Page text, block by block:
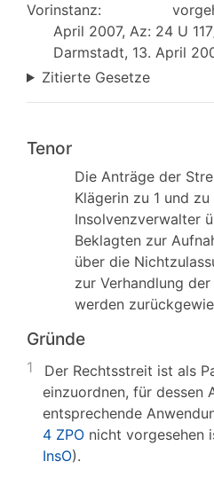
Vorinstanz:
April 2007, Az: 24 U
Darmstadt, 13. April
Zitierte Gesetze
Tenor
Die Anträge der
Klägerin zu 1 und zu
Insolvenzverwalter
Beklagten zur
über die
zur Verhandlung
werden
Gründe
1
Der Rechtsstreit ist als
einzuordnen, für dessen
entsprechende
4 ZPO nicht vorgesehen
InsO).